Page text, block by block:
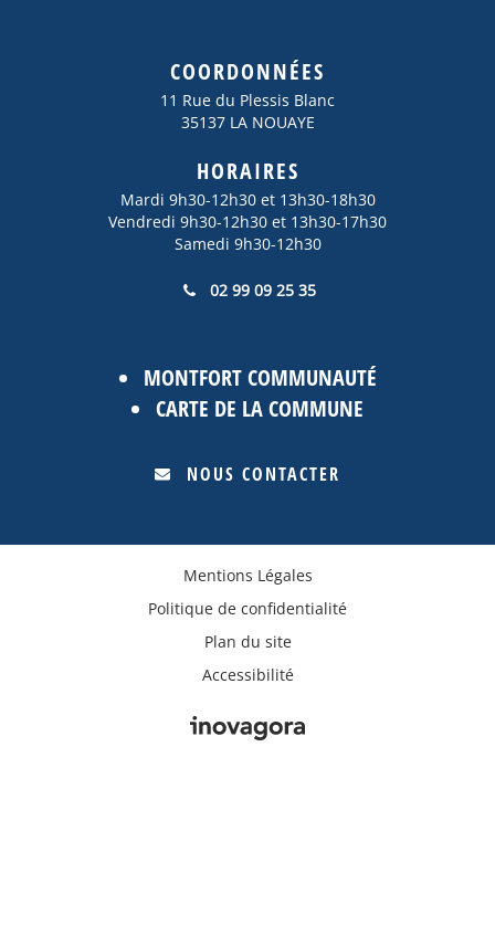
COORDONNÉES
11 Rue du Plessis Blanc
35137 LA NOUAYE
HORAIRES
Mardi 9h30-12h30 et 13h30-18h30
Vendredi 9h30-12h30 et 13h30-17h30
Samedi 9h30-12h30
02 99 09 25 35
MONTFORT COMMUNAUTÉ
CARTE DE LA COMMUNE
NOUS CONTACTER
Mentions Légales
Politique de confidentialité
Plan du site
Accessibilité